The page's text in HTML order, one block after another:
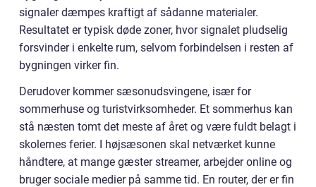
signaler dæmpes kraftigt af sådanne materialer.
Resultatet er typisk døde zoner, hvor signalet pludselig
forsvinder i enkelte rum, selvom forbindelsen i resten af
bygningen virker fin.
Derudover kommer sæsonudsvingene, især for
sommerhuse og turistvirksomheder. Et sommerhus kan
stå næsten tomt det meste af året og være fuldt belagt i
skolernes ferier. I højsæsonen skal netværket kunne
håndtere, at mange gæster streamer, arbejder online og
bruger sociale medier på samme tid. En router, der er fin